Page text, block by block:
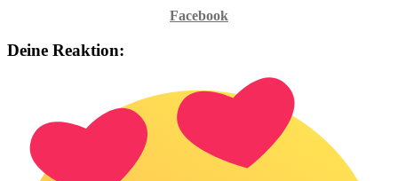
Facebook
Deine Reaktion: